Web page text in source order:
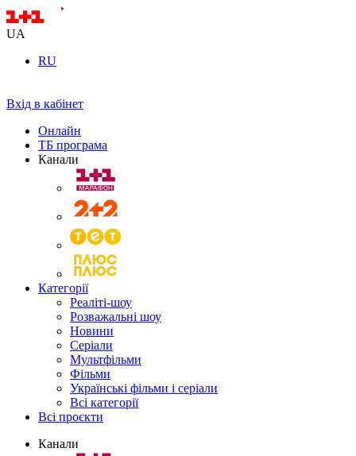
UA
RU
Вхід в кабінет
Онлайн
ТБ програма
Канали
Категорії
Реаліті-шоу
Розважальні шоу
Новини
Серіали
Мультфільми
Фільми
Українські фільми і серіали
Всі категорії
Всі проєкти
Канали